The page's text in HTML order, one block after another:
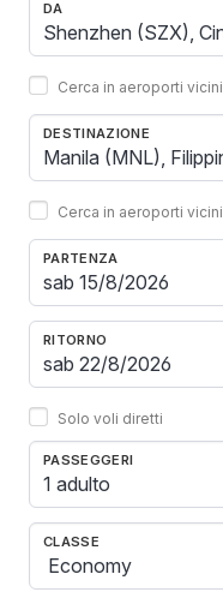
DA
Cerca in aeroporti vicini
DESTINAZIONE
Cerca in aeroporti vicini
PARTENZA
RITORNO
Solo voli diretti
PASSEGGERI
1 adulto
CLASSE